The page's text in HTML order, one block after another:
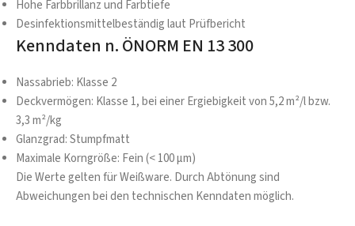
Hohe Farbbrillanz und Farbtiefe
Desinfektionsmittelbeständig laut Prüfbericht
Kenndaten n. ÖNORM EN 13 300
Nassabrieb: Klasse 2
Deckvermögen: Klasse 1, bei einer Ergiebigkeit von 5,2 m²/l bzw.
3,3 m²/kg
Glanzgrad: Stumpfmatt
Maximale Korngröße: Fein (< 100 µm)
Die Werte gelten für Weißware. Durch Abtönung sind
Abweichungen bei den technischen Kenndaten möglich.